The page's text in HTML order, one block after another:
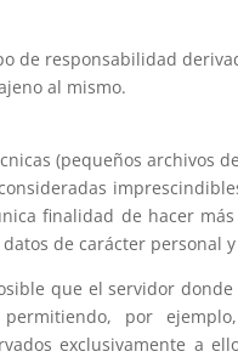
de responsabilidad
al mismo.
(pequeños archivos
finalidad de hacer
de carácter personal
que el servidor
por
exclusivamente a